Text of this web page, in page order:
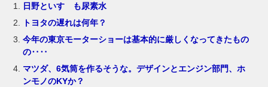
日野といすゞも尿素水
トヨタの遅れは何年？
今年の東京モーターショーは基本的に厳しくなってきたもの
の‥‥
マツダ、6気筒を作るそうな。デザインとエンジン部門、ホ
ンモノのKYか？